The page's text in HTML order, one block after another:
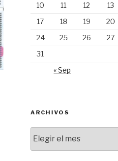
10
11 12 13
17
18 19 20
24
25 26 27
31
« Sep
ARCHIVOS